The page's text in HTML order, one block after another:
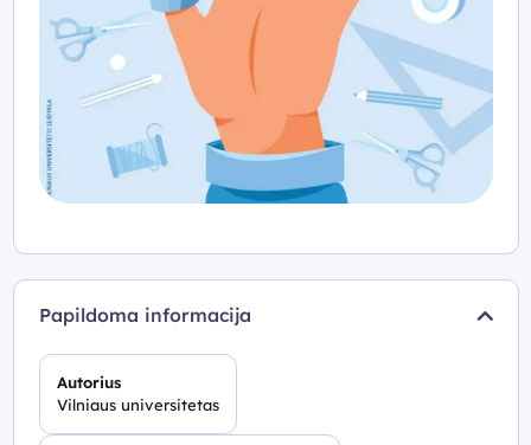
Papildoma informacija
Autorius
Vilniaus universitetas